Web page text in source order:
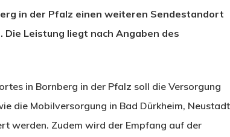
in der Pfalz einen weiteren Sendestandort
Die Leistung liegt nach Angaben des
in Bornberg in der Pfalz soll die Versorgung
die Mobilversorgung in Bad Dürkheim,
werden. Zudem wird der Empfang auf der